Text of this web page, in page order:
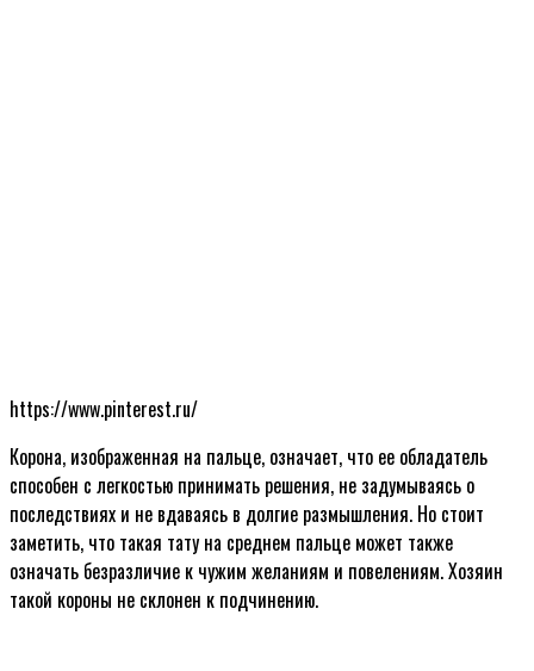
https://www.pinterest.ru/
Корона, изображенная на пальце, означает, что ее обладатель
способен с легкостью принимать решения, не задумываясь о
последствиях и не вдаваясь в долгие размышления. Но стоит
заметить, что такая тату на среднем пальце может также
означать безразличие к чужим желаниям и повелениям. Хозяин
такой короны не склонен к подчинению.